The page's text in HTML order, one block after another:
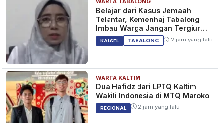
WARTA TABALONG
Belajar dari Kasus Jemaah
Telantar, Kemenhaj Tabalong
Imbau Warga Jangan Tergiur
Umrah Murah
KALSEL TABALONG 2 jam yang lalu
WARTA KALTIM
Dua Hafidz dari LPTQ Kaltim
Wakili Indonesia di MTQ Maroko
REGIONAL 2 jam yang lalu